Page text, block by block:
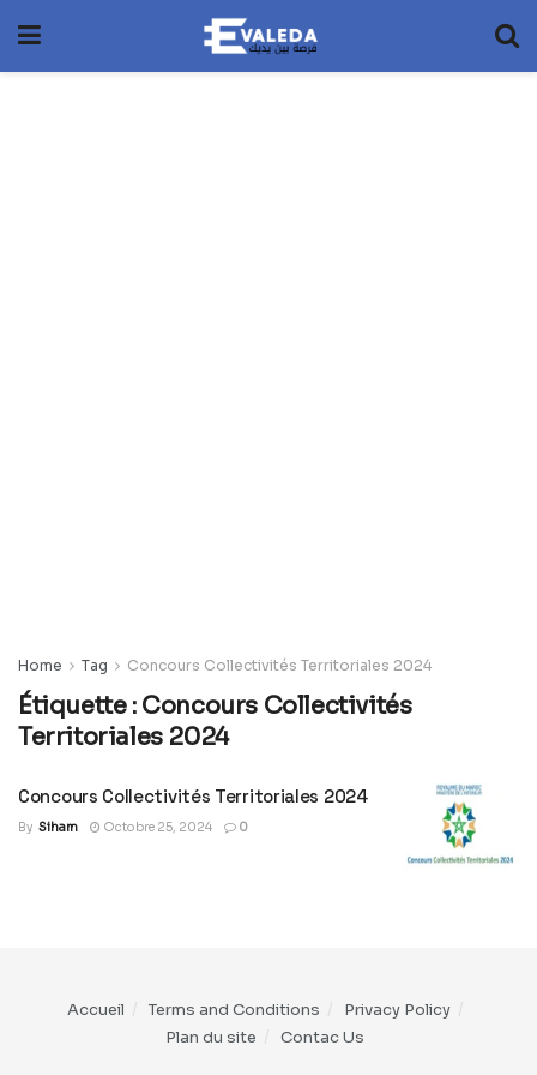
Home Tag Concours Collectivités Territoriales 2024
Étiquette : Concours Collectivités
Territoriales 2024
Concours Collectivités Territoriales 2024
By Siham Octobre 25, 2024 0
Accueil Terms and Conditions
Privacy Policy
Plan du site
Contac Us